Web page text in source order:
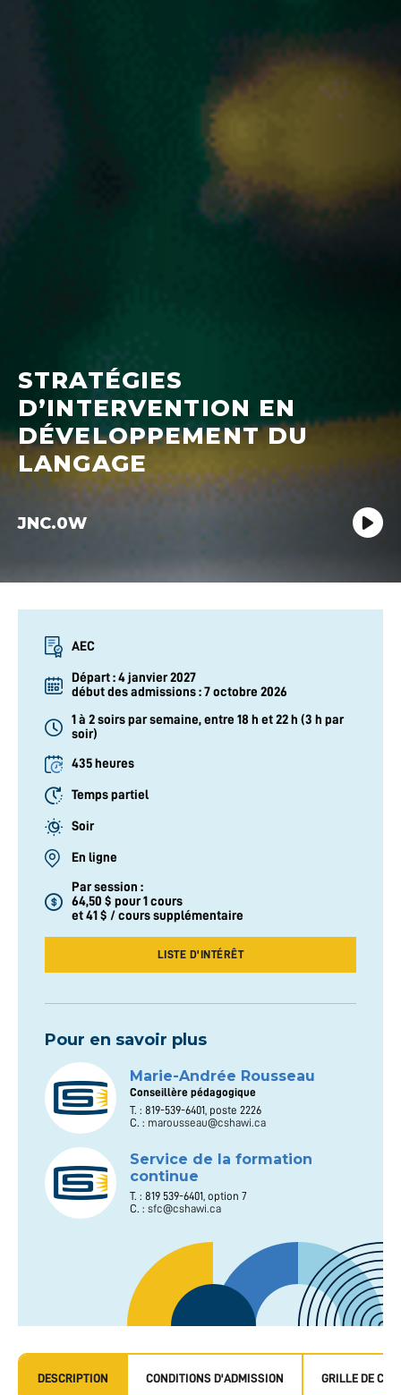
STRATÉGIES
D’INTERVENTION EN
DÉVELOPPEMENT DU
LANGAGE
JNC.0W
Cheminement :
AEC
Départ : 4 janvier 2027
début des admissions : 7 octobre 2026
1 à 2 soirs par semaine, entre 18 h et 22 h (3 h par
soir)
Durée :
435 heures
Temps partiel
Soir
En ligne
Par session :
64,50 $ pour 1 cours
et 41 $ / cours supplémentaire
LISTE D'INTÉRÊT
Pour en savoir plus
Marie-Andrée Rousseau
Conseillère pédagogique
T. : 819-539-6401, poste 2226
C. : marousseau@cshawi.ca
Service de la formation
continue
T. : 819 539-6401, option 7
C. : sfc@cshawi.ca
DESCRIPTION CONDITIONS D'ADMISSION GRILLE DE